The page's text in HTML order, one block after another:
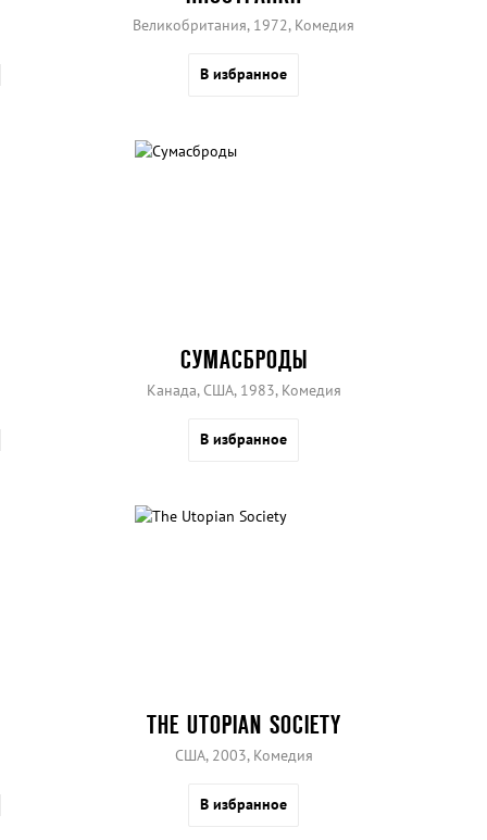
Великобритания, 1972, Комедия
В избранное
СУМАСБРОДЫ
Канада, США, 1983, Комедия
В избранное
THE UTOPIAN SOCIETY
США, 2003, Комедия
В избранное